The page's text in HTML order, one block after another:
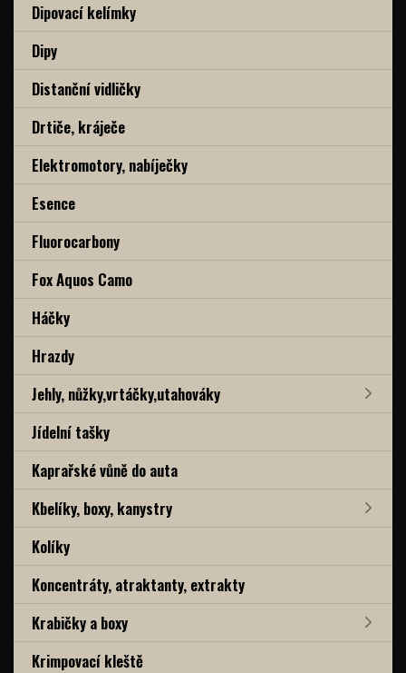
Dipovací kelímky
Dipy
Distanční vidličky
Drtiče, kráječe
Elektromotory, nabíječky
Esence
Fluorocarbony
Fox Aquos Camo
Háčky
Hrazdy
Jehly, nůžky,vrtáčky,utahováky
Jídelní tašky
Kaprařské vůně do auta
Kbelíky, boxy, kanystry
Kolíky
Koncentráty, atraktanty, extrakty
Krabičky a boxy
Krimpovací kleště